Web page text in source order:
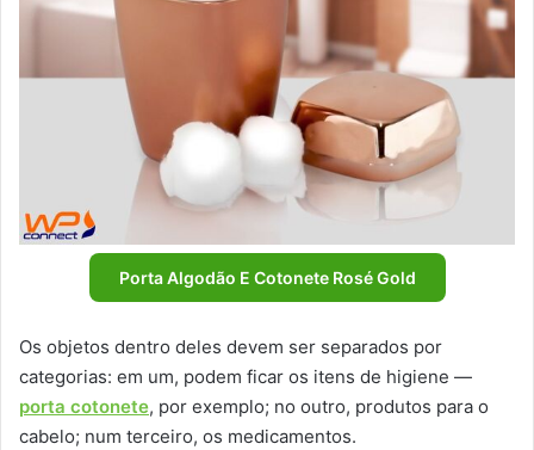
Porta Algodão E Cotonete Rosé Gold
Os objetos dentro deles devem ser separados por
categorias: em um, podem ficar os itens de higiene —
porta cotonete, por exemplo; no outro, produtos para o
cabelo; num terceiro, os medicamentos.